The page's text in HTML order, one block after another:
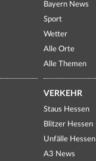
Bayern News
Sport
Wetter
Alle Orte
Alle Themen
VERKEHR
Staus Hessen
Blitzer Hessen
Unfälle Hessen
A3 News